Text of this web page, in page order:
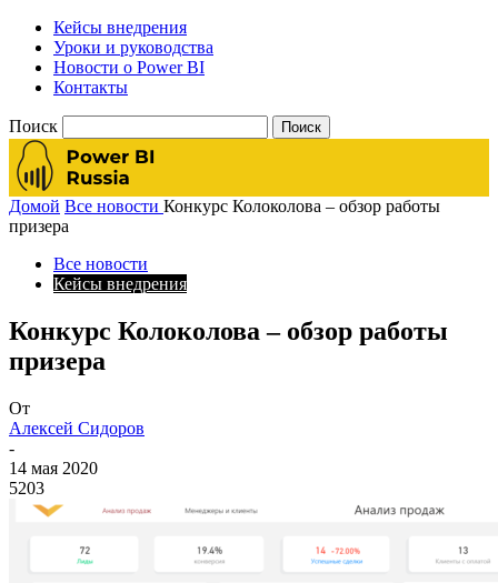
Кейсы внедрения
Уроки и руководства
Новости о Power BI
Контакты
Поиск
Домой Все новости Конкурс Колоколова – обзор работы
призера
Все новости
Кейсы внедрения
Конкурс Колоколова – обзор работы
призера
От
Алексей Сидоров
-
14 мая 2020
5203